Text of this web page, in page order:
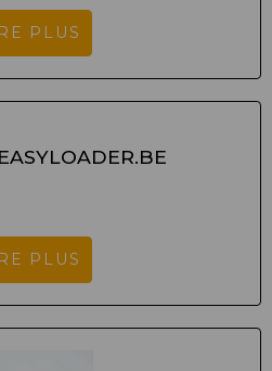
PLUS
PLUS